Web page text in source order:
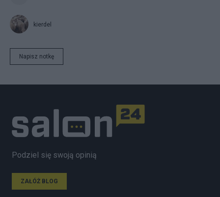
kierdel
Napisz notkę
Podziel się swoją opinią
ZAŁÓŻ BLOG